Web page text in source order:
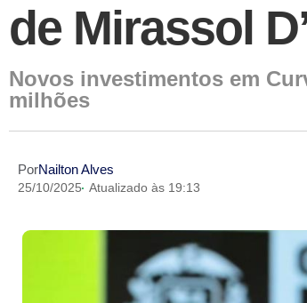
de Mirassol
Novos investimentos em
milhões
PorNailton Alves
25/10/2025 Atualizado às 19:13